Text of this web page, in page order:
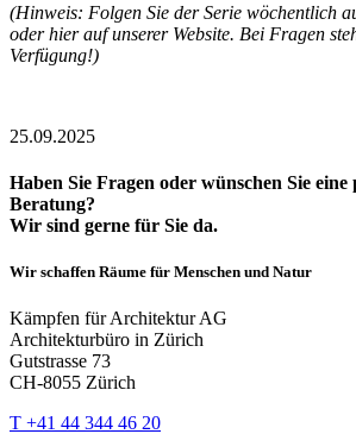
(Hinweis: Folgen Sie der Serie wöchentlich
oder hier auf unserer Website. Bei Fragen
Verfügung!)
25.09.2025
Haben Sie Fragen oder wünschen Sie eine
Beratung?
Wir sind gerne für Sie da.
Wir schaffen Räume für Menschen und Natur
Kämpfen für Architektur AG
Architekturbüro in Zürich
Gutstrasse 73
CH-8055 Zürich
T +41 44 344 46 20